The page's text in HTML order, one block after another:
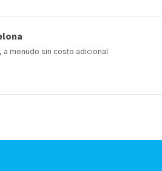
menudo sin costo adicional.